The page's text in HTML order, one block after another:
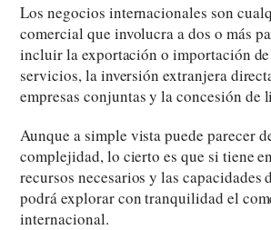
Los negocios internacionales son
comercial que involucra a dos o más
incluir la exportación o importación
servicios, la inversión extranjera
empresas conjuntas y la concesión de
Aunque a simple vista puede parecer
complejidad, lo cierto es que si tiene
recursos necesarios y las capacidades
podrá explorar con tranquilidad el
internacional.